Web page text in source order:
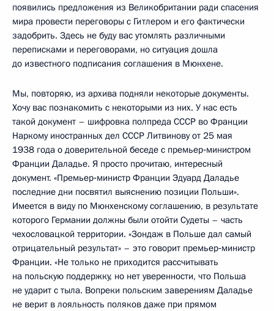
появились предложения из Великобритании ради спасения
мира провести переговоры с Гитлером и его фактически
задобрить. Здесь не буду вас утомлять различными
переписками и переговорами, но ситуация дошла
до известного подписания соглашения в Мюнхене.
Мы, повторяю, из архива подняли некоторые документы.
Хочу вас познакомить с некоторыми из них. У нас есть
такой документ – шифровка полпреда СССР во Франции
Наркому иностранных дел СССР Литвинову от 25 мая
1938 года о доверительной беседе с премьер‑министром
Франции Даладье. Я просто прочитаю, интересный
документ. «Премьер‑министр Франции Эдуард Даладье
последние дни посвятил выяснению позиции Польши».
Имеется в виду по Мюнхенскому соглашению, в результате
которого Германии должны были отойти Судеты – часть
чехословацкой территории. «Зондаж в Польше дал самый
отрицательный результат» – это говорит премьер‑министр
Франции. «Не только не приходится рассчитывать
на польскую поддержку, но нет уверенности, что Польша
не ударит с тыла. Вопреки польским заверениям Даладье
не верит в лояльность поляков даже при прямом